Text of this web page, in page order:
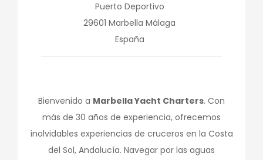
Puerto Deportivo
29601 Marbella Málaga
España
Bienvenido a Marbella Yacht Charters. Con
más de 30 años de experiencia, ofrecemos
inolvidables experiencias de cruceros en la Costa
del Sol, Andalucía. Navegar por las aguas